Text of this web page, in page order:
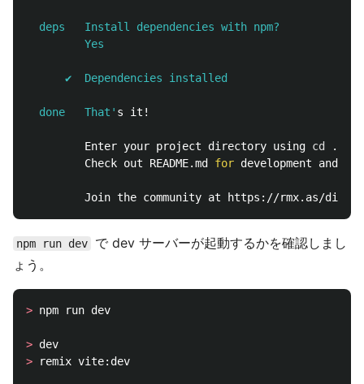
  deps   Install dependencies with npm?
         Yes
      ✔  Dependencies installed
  done   That'
s it!
         Enter your project directory using
cd
./
         Check out README.md
for development and
npm run dev
で dev サーバーが起動するかを確認しまし
ょう。
> npm run dev
>
> remix vite:dev